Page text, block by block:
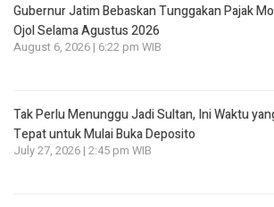
Gubernur Jatim Bebaskan Tunggakan Pajak
Ojol Selama Agustus 2026
August 6, 2026 | 6:22 pm WIB
Tak Perlu Menunggu Jadi Sultan, Ini Waktu
Tepat untuk Mulai Buka Deposito
July 27, 2026 | 2:45 pm WIB